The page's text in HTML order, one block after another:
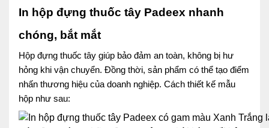
In hộp đựng thuốc tây Padeex nhanh
chóng, bắt mắt
Hộp đựng thuốc tây giúp bảo đảm an toàn, không bị hư
hỏng khi vận chuyển. Đồng thời, sản phẩm có thể tạo điểm
nhấn thương hiệu của doanh nghiệp. Cách thiết kế mẫu
hộp như sau: